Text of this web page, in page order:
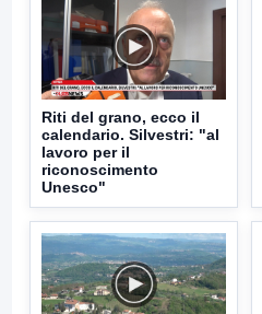
Riti del grano, ecco il
calendario. Silvestri: "al
lavoro per il
riconoscimento
Unesco"